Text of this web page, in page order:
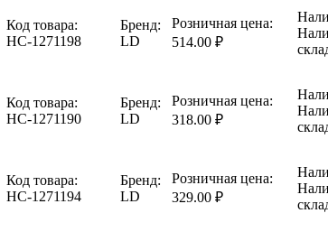
Код товара:
НС-1271198
Бренд:
LD
Розничная цена:
514.00 ₽
Код товара:
НС-1271190
Бренд:
LD
Розничная цена:
318.00 ₽
Код товара:
НС-1271194
Бренд:
LD
Розничная цена:
329.00 ₽